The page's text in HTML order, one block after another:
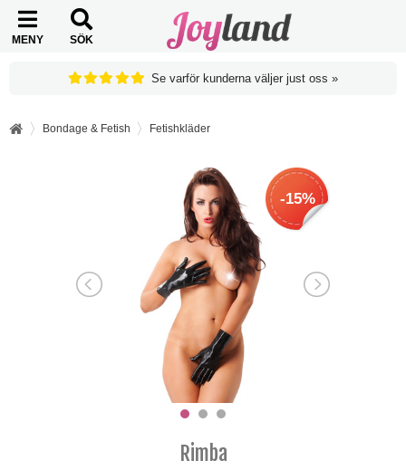
MENY SÖK
Se varför kunderna väljer just oss »
Bondage & Fetish Fetishkläder
-15%
Rimba